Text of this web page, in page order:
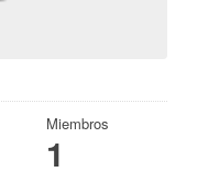
Miembros
1